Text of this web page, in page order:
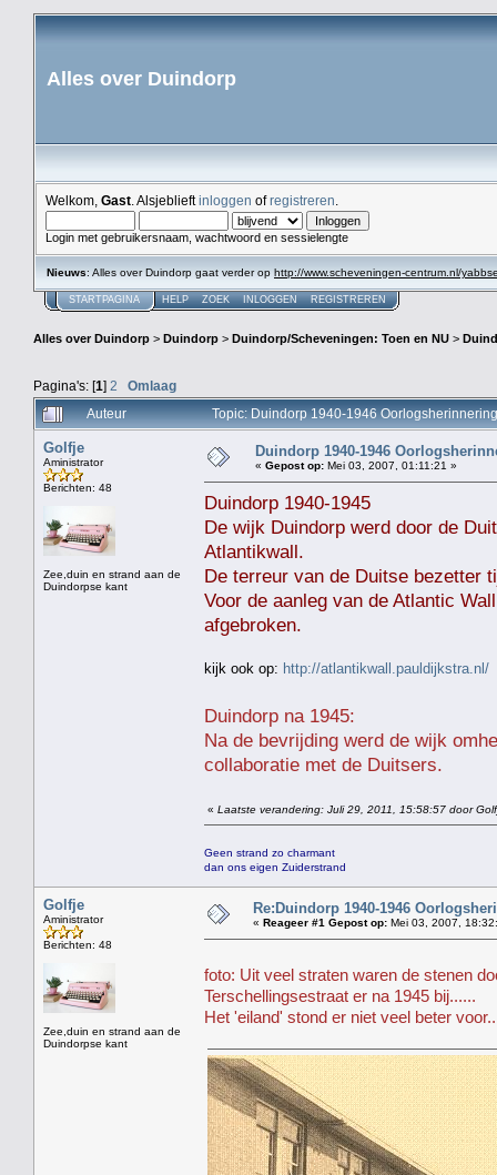
Alles over Duindorp
Welkom, Gast . Alsjeblieftinloggen ofregistreren
Login met gebruikersnaam, wachtwoord en sessielengte
Nieuws: Alles over Duindorp gaat verder op http://www.scheveningen-centrum.nl/
STARTPAGINA HELP ZOEK INLOGGEN REGISTREREN
Alles over Duindorp > Duindorp > Duindorp/Scheveningen: Toen en NU >
Pagina's: [1] 2
Omlaag
Auteur
Topic: Duindorp 1940-1946
Golfje
Aministrator
Berichten: 48
Zee,duin en strand aan de
Duindorpse kant
Duindorp 1940-1946
« Gepost op: Mei 03, 2007, 01:11:21 »
Duindorp 1940-1945
De wijk Duindorp werd door de
Atlantikwall.
De terreur van de Duitse bezetter
Voor de aanleg van de Atlantic
afgebroken.
kijk ook op: http://atlantikwall.pauldijkstra.nl/
Duindorp na 1945:
Na de bevrijding werd de wijk
collaboratie met de Duitsers.
« Laatste verandering: Juli 29, 2011, 15:58:57 door
Geen strand zo charmant
dan ons eigen Zuiderstrand
Golfje
Aministrator
Berichten: 48
Zee,duin en strand aan de
Duindorpse kant
Re:Duindorp 1940-1946
« Reageer #1 Gepost op: Mei 03, 2007,
foto: Uit veel straten waren de stenen
Terschellingsestraat er na 1945 bij......
Het 'eiland' stond er niet veel beter